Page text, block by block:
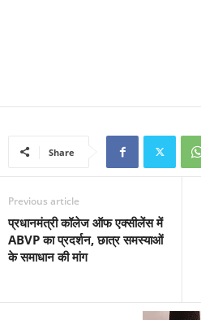
Share
Previous article
प्रधानमंत्री कॉलेज ऑफ एक्सीलेंस में
ABVP का प्रदर्शन, छात्र समस्याओं
के समाधान की मांग